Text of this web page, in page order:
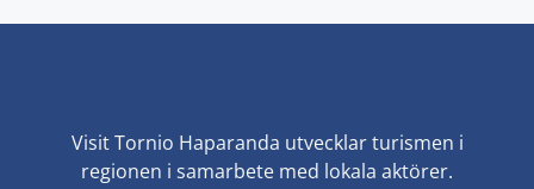
Visit Tornio Haparanda utvecklar turismen i
regionen i samarbete med lokala aktörer.